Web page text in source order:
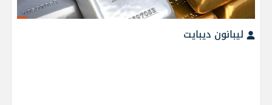
ليبانون ديبايت